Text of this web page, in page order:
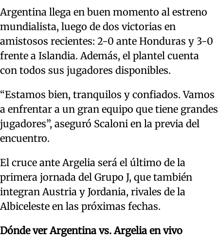
Argentina llega en buen momento al estreno
mundialista, luego de dos victorias en
amistosos recientes: 2-0 ante Honduras y 3-0
frente a Islandia. Además, el plantel cuenta
con todos sus jugadores disponibles.
“Estamos bien, tranquilos y confiados. Vamos
a enfrentar a un gran equipo que tiene grandes
jugadores”, aseguró Scaloni en la previa del
encuentro.
El cruce ante Argelia será el último de la
primera jornada del Grupo J, que también
integran Austria y Jordania, rivales de la
Albiceleste en las próximas fechas.
Dónde ver Argentina vs. Argelia en vivo